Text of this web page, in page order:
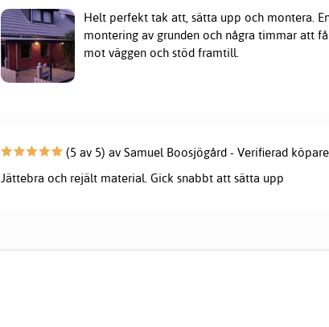
Helt perfekt tak att, sätta upp och montera.
montering av grunden och några timmar att
mot väggen och stöd framtill.
(5 av 5) av Samuel Boosjögård - Verifierad köpare
Jättebra och rejält material. Gick snabbt att sätta upp